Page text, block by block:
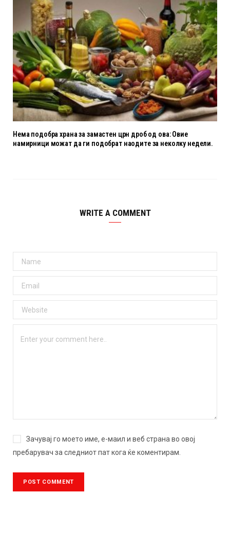
Нема подобра храна за замастен црн дроб од ова: Овие
намирници можат да ги подобрат наодите за неколку недели.
WRITE A COMMENT
Зачувај го моето име, е-маил и веб страна во овој
пребарувач за следниот пат кога ќе коментирам.